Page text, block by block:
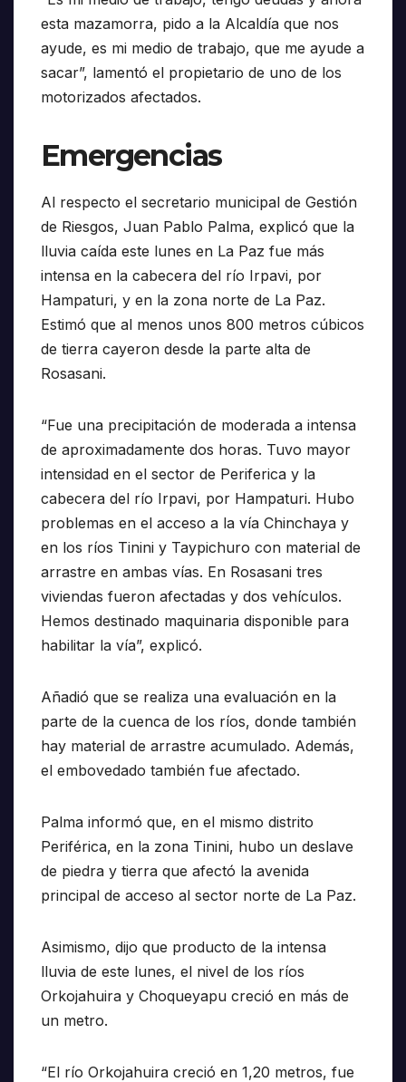
esta mazamorra, pido a la Alcaldía que nos
ayude, es mi medio de trabajo, que me ayude a
sacar”, lamentó el propietario de uno de los
motorizados afectados.
Emergencias
Al respecto el secretario municipal de Gestión
de Riesgos, Juan Pablo Palma, explicó que la
lluvia caída este lunes en La Paz fue más
intensa en la cabecera del río Irpavi, por
Hampaturi, y en la zona norte de La Paz.
Estimó que al menos unos 800 metros cúbicos
de tierra cayeron desde la parte alta de
Rosasani.
“Fue una precipitación de moderada a intensa
de aproximadamente dos horas. Tuvo mayor
intensidad en el sector de Periferica y la
cabecera del río Irpavi, por Hampaturi. Hubo
problemas en el acceso a la vía Chinchaya y
en los ríos Tinini y Taypichuro con material de
arrastre en ambas vías. En Rosasani tres
viviendas fueron afectadas y dos vehículos.
Hemos destinado maquinaria disponible para
habilitar la vía”, explicó.
Añadió que se realiza una evaluación en la
parte de la cuenca de los ríos, donde también
hay material de arrastre acumulado. Además,
el embovedado también fue afectado.
Palma informó que, en el mismo distrito
Periférica, en la zona Tinini, hubo un deslave
de piedra y tierra que afectó la avenida
principal de acceso al sector norte de La Paz.
Asimismo, dijo que producto de la intensa
lluvia de este lunes, el nivel de los ríos
Orkojahuira y Choqueyapu creció en más de
un metro.
“El río Orkojahuira creció en 1,20 metros, fue